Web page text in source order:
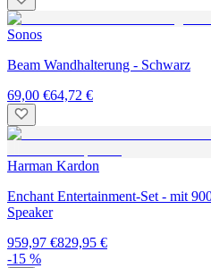
Sonos
Beam Wandhalterung - Schwarz
69,00 €64,72 €
Harman Kardon
Enchant Entertainment-Set - mit
Speaker
959,97 €829,95 €
-15 %